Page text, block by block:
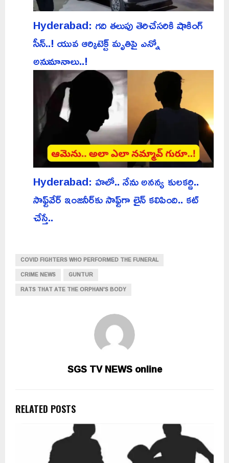
Hyderabad: గది తలుపు తెరిచేసరికి షాకింగ్
సీన్..! యువ ఆర్కిటెక్ట్ మృతిపై ఎన్నో
అనుమానాలు..!
Hyderabad: హలో.. నేను అనన్య కులకర్ణి..
సాఫ్ట్‌వేర్ ఇంజనీర్‌కు సాఫ్ట్‌గా లైన్ కలిపింది.. కట్
చేస్తే..
COVID FIGHTERS WHO PERFORMED THE FUNERAL
CRIME NEWS
GUNTUR
RATS THAT ATE THE ORPHAN'S BODY
SGS TV NEWS online
RELATED POSTS